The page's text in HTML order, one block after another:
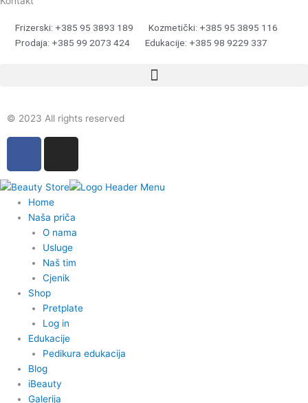
Frizerski: +385 95 3893 189
Kozmetički: +385 95 3895 116
Prodaja: +385 99 2073 424
Edukacije: +385 98 9229 337
© 2023 All rights reserved
e
b
o
o
k
f
t
a
g
r
a
m
Home
Naša priča
O nama
Usluge
Naš tim
Cjenik
Shop
Pretplate
Log in
Edukacije
Pedikura edukacija
Blog
iBeauty
Galerija